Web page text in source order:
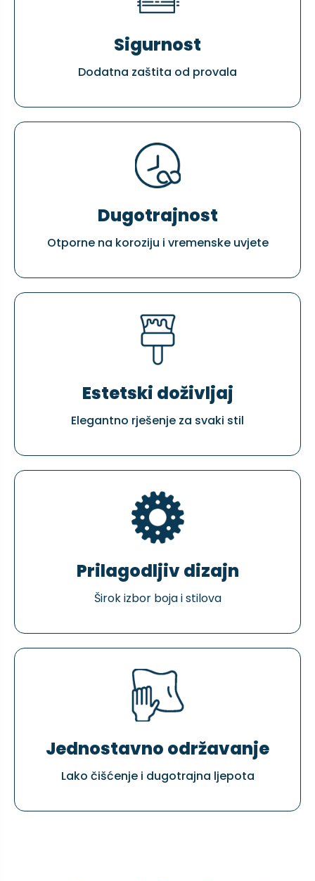
Sigurnost
Dodatna zaštita od provala
Dugotrajnost
Otporne na koroziju i vremenske uvjete
Estetski doživljaj
Elegantno rješenje za svaki stil
Prilagodljiv dizajn
Širok izbor boja i stilova
Jednostavno održavanje
Lako čišćenje i dugotrajna ljepota